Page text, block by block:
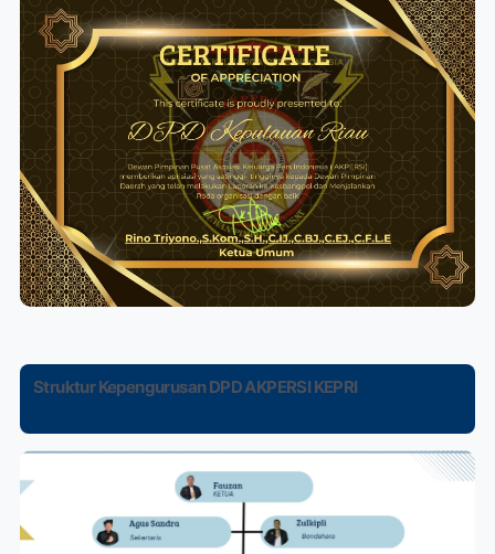
Struktur Kepengurusan DPD AKPERSI KEPRI